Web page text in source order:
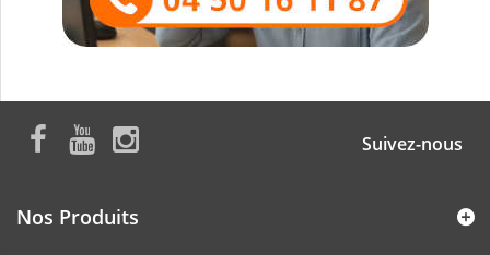
Suivez-nous
Nos Produits